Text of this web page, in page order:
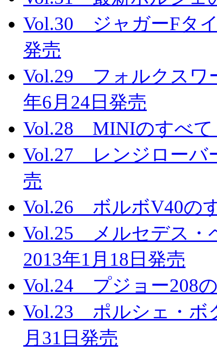
Vol.30 ジャガーFタ
発売
Vol.29 フォルクスワ
年6月24日発売
Vol.28 MINIのすべ
Vol.27 レンジローバ
売
Vol.26 ボルボV40の
Vol.25 メルセデス
2013年1月18日発売
Vol.24 プジョー208
Vol.23 ポルシェ・ボ
月31日発売